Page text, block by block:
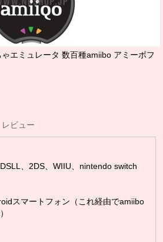
ゃエミュレータ 数百種amiibo アミーボフ
レビュー
、2DS、WIIU、nintendo switch
スマートフォン（これ経由でamiibo